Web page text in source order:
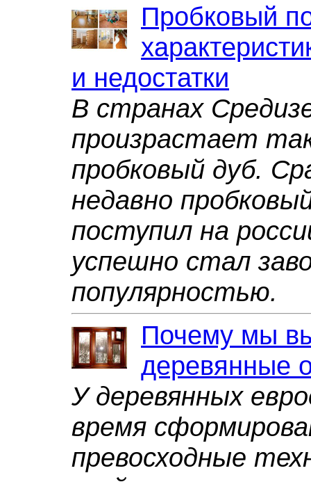
Пробковый
и недостатки
В странах
произрастает
пробковый дуб.
недавно
поступил на
успешно стал
популярностью.
Почему мы
деревянные
У деревянных
время
превосходные